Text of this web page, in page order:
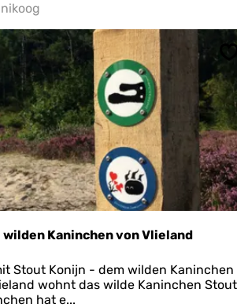
Kaninchen von Vlieland
Stout Konijn - dem wilden Kaninchen
wohnt das wilde Kaninchen Stout
hat e...